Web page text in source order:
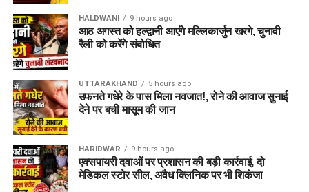
HALDWANI 9 hours ago
आठ अगस्त को हल्द्वानी आएंगे मल्लिकार्जुन खरगे, चुनावी
रैली को करेंगे संबोधित
UTTARAKHAND 5 hours ago
उफनते गधेरे के पास मिला नवजात!, रोने की आवाज सुनाई
देने पर बची मासूम की जान
HARIDWAR 9 hours ago
एक्सपायरी दवाओं पर प्रशासन की बड़ी कार्रवाई, दो
मेडिकल स्टोर सील, अवैध क्लिनिक पर भी शिकंजा